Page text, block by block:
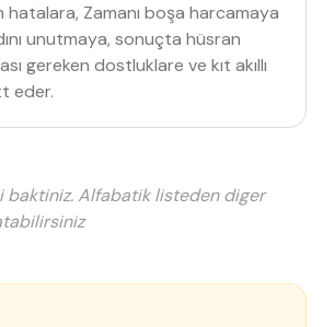
Zamanı boşa harcamaya
unutmaya, sonuçta hüsran
gereken dostluklare ve kıt akıllı
eder.
Alfabatik listeden diger